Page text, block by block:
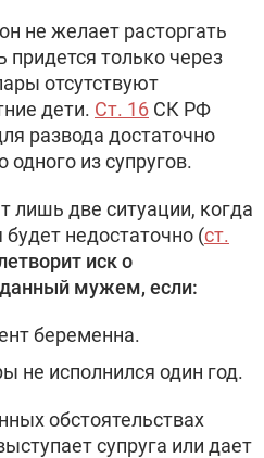
не желает расторгать
придется только через
отсутствуют
дети. Ст. 16 СК РФ
развода достаточно
из супругов.
лишь две ситуации, когда
недостаточно (ст.
иск о
мужем, если:
беременна.
не исполнился один год.
обстоятельствах
супруга или дает